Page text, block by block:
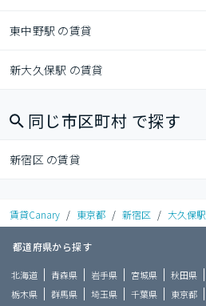
東中野駅 の賃貸
新大久保駅 の賃貸
同じ市区町村 で探す
新宿区 の賃貸
賃貸Canary / 東京都 / 新宿区 / 大久保駅
都道府県から探す
北海道 青森県 岩手県 宮城県 秋田県
栃木県
群馬県 埼玉県 千葉県 東京都